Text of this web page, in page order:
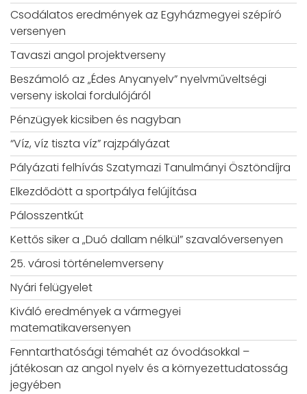
Csodálatos eredmények az Egyházmegyei szépíró
versenyen
Tavaszi angol projektverseny
Beszámoló az „Édes Anyanyelv” nyelvműveltségi
verseny iskolai fordulójáról
Pénzügyek kicsiben és nagyban
“Víz, víz tiszta víz” rajzpályázat
Pályázati felhívás Szatymazi Tanulmányi Ösztöndíjra
Elkezdődött a sportpálya felújítása
Pálosszentkút
Kettős siker a „Duó dallam nélkül” szavalóversenyen
25. városi történelemverseny
Nyári felügyelet
Kiváló eredmények a vármegyei
matematikaversenyen
Fenntarthatósági témahét az óvodásokkal –
játékosan az angol nyelv és a környezettudatosság
jegyében